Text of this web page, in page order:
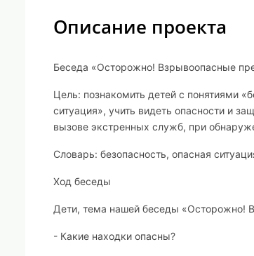
Описание проекта
Беседа «Осторожно! Взрывоопасные
Цель: познакомить детей с понятиями
ситуация», учить видеть опасности и
вызове экстренных служб, при
Словарь: безопасность, опасная
Ход беседы
Дети, тема нашей беседы «Осторожно!
- Какие находки опасны?